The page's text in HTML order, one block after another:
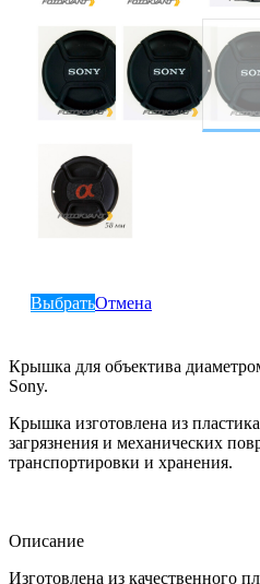
ВыбратьОтмена
Крышка для объектива
Sony.
Крышка изготовлена из
загрязнения и механических
транспортировки и хранения.
Описание
Изготовлена из качественного